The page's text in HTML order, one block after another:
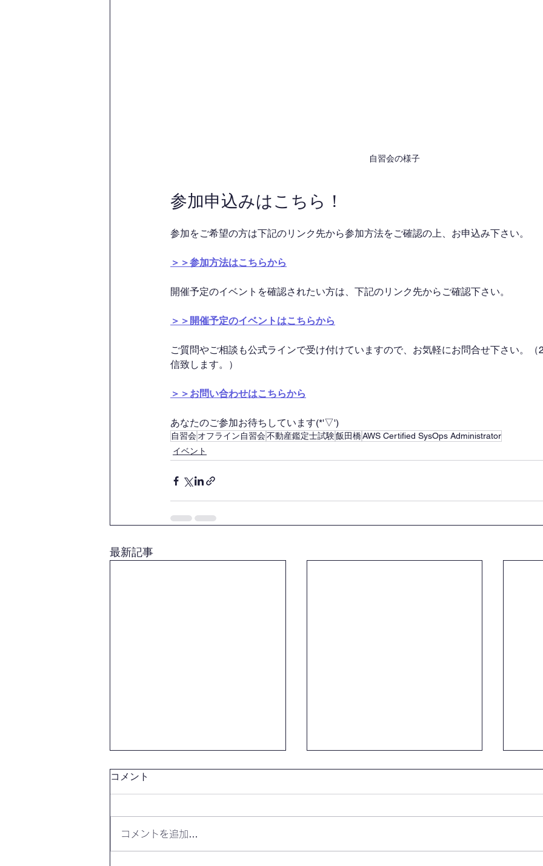
自習会の様子
参加申込みはこちら！
参加をご希望の方は下記のリンク先から参加方法をご確認の上、お申込み下さい。
＞＞参加方法はこちらから
開催予定のイベントを確認されたい方は、下記のリンク先からご確認下さい。
＞＞開催予定のイベントはこちらから
ご質問やご相談も公式ラインで受け付けていますので、お気軽にお問合せ下さい。（
信致します。）
＞＞お問い合わせはこちらから
あなたのご参加お待ちしています(*'▽')
自習会オフライン自習会不動産鑑定士試験飯田橋AWS Certified SysOps Administrator
イベント
最新記事
コメント
コメントを追加…